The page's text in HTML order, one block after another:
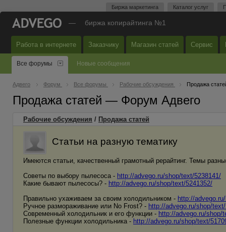
Биржа маркетинга Каталог услуг
— биржа копирайтинга №1
Работа в интернете Заказчику Магазин статей Сервис
Все форумы Новые сообщения
Адвего Форум Все форумы Рабочие обсуждения Продажа
Продажа статей — Форум Адвего
Рабочие обсуждения / Продажа статей
Статьи на разную тематику
Имеются статьи, качественный грамотный рерайтинг. Темы
Советы по выбору пылесоса - http://advego.ru/shop/text/5238141/
Какие бывают пылесосы? - http://advego.ru/shop/text/5241352/
Правильно ухаживаем за своим холодильником - http://
Ручное размораживание или No Frost? - http://advego.ru/shop/
Современный холодильник и его функции - http://advego.ru/shop/
Полезные функции холодильника - http://advego.ru/shop/text/